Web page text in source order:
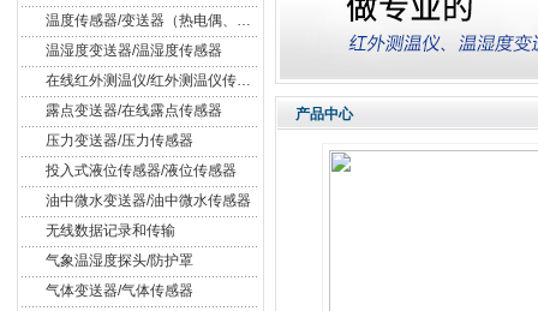
温度传感器/变送器（热电偶、热电阻）
温湿度变送器/温湿度传感器
在线红外测温仪/红外测温仪传感器
露点变送器/在线露点传感器
压力变送器/压力传感器
投入式液位传感器/液位传感器
油中微水变送器/油中微水传感器
无线数据记录和传输
气象温湿度探头/防护罩
气体变送器/气体传感器
产品中心